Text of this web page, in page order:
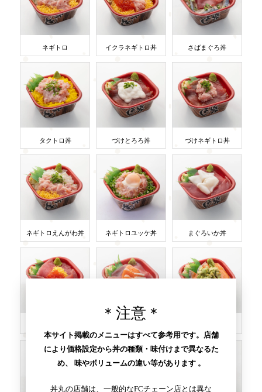
＊注意＊
本サイト掲載のメニューはすべて参考用です。店舗
により価格設定から丼の種類・味付けまで異なるた
め、 味やボリュームの違い等があります 。
丼丸の店舗は、一般的なFCチェーン店とは異な
ネギトロ イクラネギトロ丼 さばまぐろ丼
タクトロ丼 づけとろろ丼 づけネギトロ丼
ネギトロえんがわ丼 ネギトロユッケ丼 まぐろいか丼